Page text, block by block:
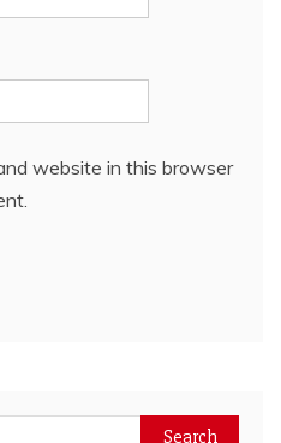
website in this browser